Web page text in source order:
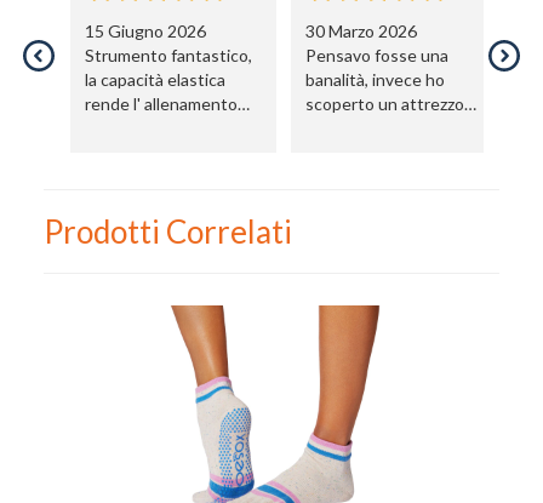
Nome
Cognome
Telefono / Cellulare
15 Giugno 2026
Strumento fantastico,
la capacità elastica
rende l' allenamento
30 Marzo 2026
Pensavo fosse una
banalità, invece ho
scoperto un attrezzo
Prodotti Correlati